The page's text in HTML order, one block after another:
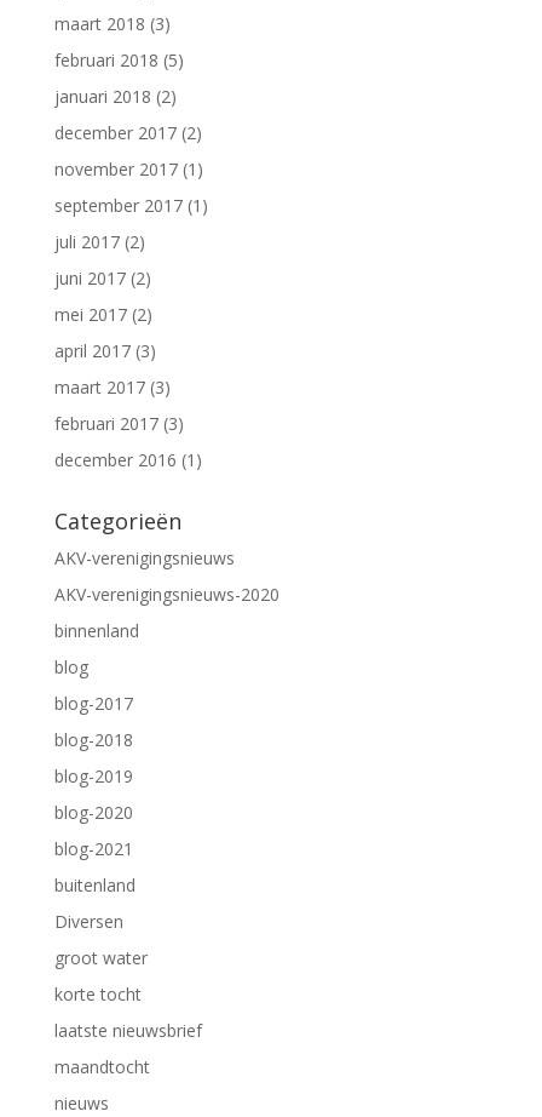
maart 2018 (3)
februari 2018 (5)
januari 2018 (2)
december 2017(2)
november 2017(1)
september 2017(1)
juli 2017(2)
juni 2017(2)
mei 2017(2)
april 2017(3)
maart 2017(3)
februari 2017(3)
december 2016 (1)
Categorieën
AKV-verenigingsnieuws
AKV-verenigingsnieuws-2020
binnenland
blog
blog-2017
blog-2018
blog-2019
blog-2020
blog-2021
buitenland
Diversen
groot water
korte tocht
laatste nieuwsbrief
maandtocht
nieuws